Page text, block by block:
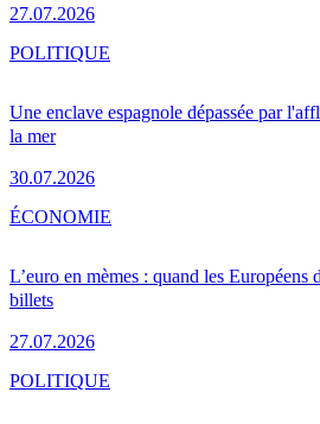
27.07.2026
Une enclave espagnole dépassée par
la mer
30.07.2026
POLITIQUE
L’euro en mèmes : quand les Européens
billets
27.07.2026
ÉCONOMIE
POLITIQUE